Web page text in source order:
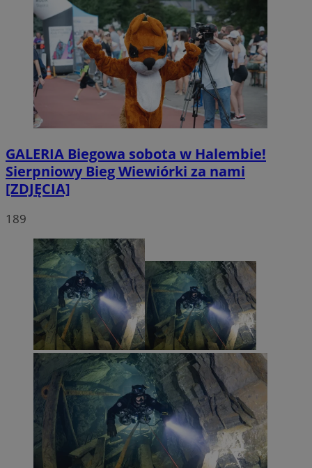
GALERIA Biegowa sobota w Halembie!
Sierpniowy Bieg Wiewiórki za nami
[ZDJĘCIA]
189